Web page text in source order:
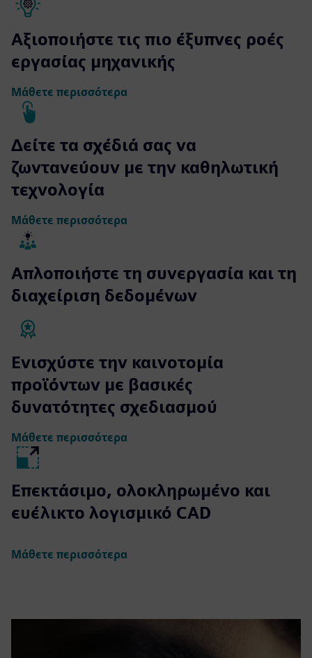
Αξιοποιήστε τις πιο έξυπνες ροές
εργασίας μηχανικής
Μάθετε περισσότερα
Δείτε τα σχέδιά σας να
ζωντανεύουν με την καθηλωτική
τεχνολογία
Μάθετε περισσότερα
Απλοποιήστε τη συνεργασία και τη
διαχείριση δεδομένων
Ενισχύστε την καινοτομία
προϊόντων με βασικές
δυνατότητες σχεδιασμού
Μάθετε περισσότερα
Επεκτάσιμο, ολοκληρωμένο και
ευέλικτο λογισμικό CAD
Μάθετε περισσότερα